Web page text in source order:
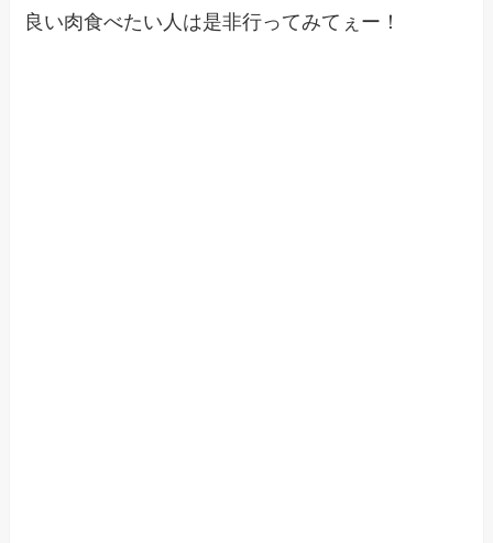
良い肉食べたい人は是非行ってみてぇー！